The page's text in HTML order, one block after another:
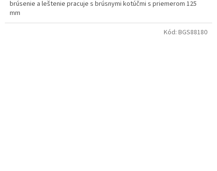
brúsenie a leštenie pracuje s brúsnymi kotúčmi s priemerom 125
mm
Kód: BGS88180